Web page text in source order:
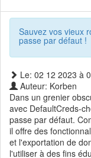
Sauvez vos vieux
passe par défaut !
Le: 02 12 2023 à
Auteur: Korben
Dans un grenier
avec DefaultCreds-
passe par défaut.
il offre des
et l'exportation de
l'utiliser à des fins